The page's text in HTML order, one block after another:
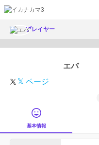
プレイヤー
エバ
𝕏 ページ
基本情報